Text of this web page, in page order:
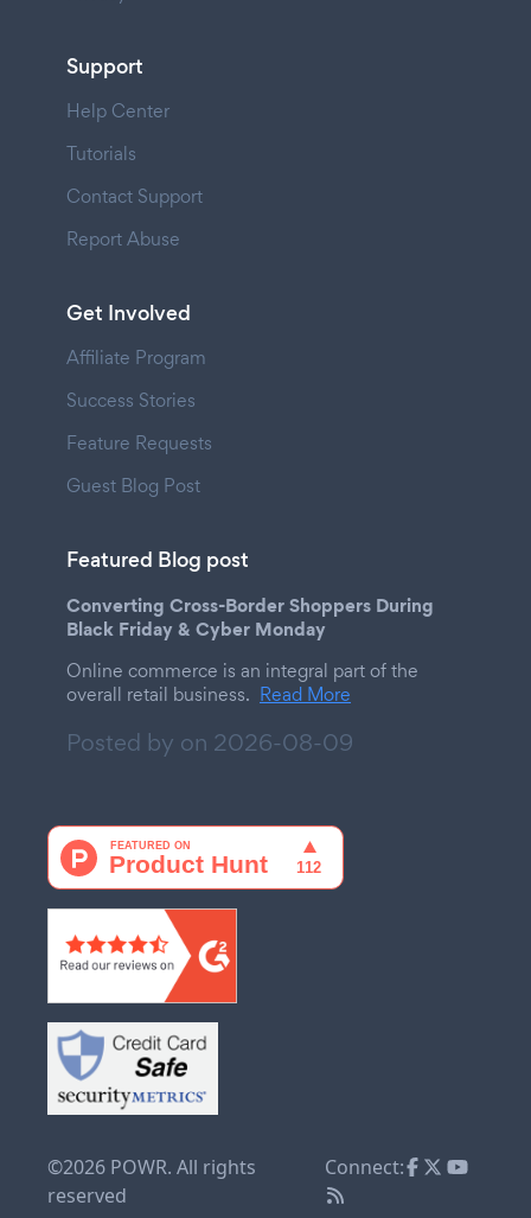
Support
Help Center
Tutorials
Contact Support
Report Abuse
Get Involved
Affiliate Program
Success Stories
Feature Requests
Guest Blog Post
Featured Blog post
Converting Cross-Border Shoppers During
Black Friday & Cyber Monday
Online commerce is an integral part of the
overall retail business. Read More
Posted by on 2026-08-09
©2026 POWR. All rights
reserved
Connect: